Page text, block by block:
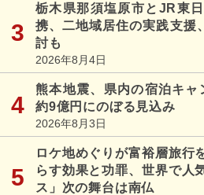
栃木県那須塩原市とJR東
携、二地域居住の実践支援
討も
2026年8月4日
熊本地震、県内の宿泊キャ
約9億円にのぼる見込み
2026年8月3日
ロケ地めぐりが富裕層旅行
らす効果と功罪、世界で人
ス」次の舞台は南仏